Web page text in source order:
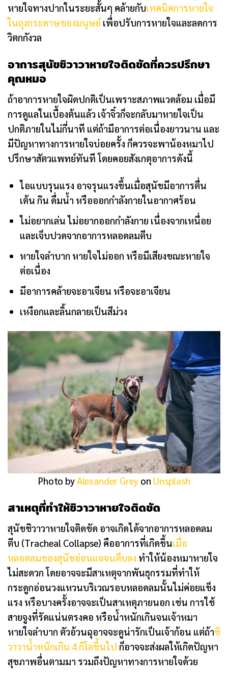
หายใจทางปากในระยะสั้นๆ คล้ายกับเทคนิคการหายใจ
ในถุงกระดาษของมนุษย์เพื่อปรับการหายใจและลดการ
วิตกกังวล
อาการสุนัขชิวาวาหายใจติดขัดที่ควรปรึกษา
คุณหมอ
ถ้าอาการหายใจผิดปกติเป็นเพราะสภาพแวดล้อม เมื่อมี
การดูแลในเบื้องต้นแล้ว เจ้าจิ๋วก็จะกลับมาหายใจเป็น
ปกติภายในไม่กี่นาที แต่ถ้ามีอาการต่อเนื่องยาวนาน และ
มีปัญหาทางการหายใจบ่อยครั้ง ก็ควรจะพาน้องหมาไป
ปรึกษาสัตวแพทย์ทันที โดยคอยสังเกตุอาการดังนี้
ไอแบบรุนแรง อาจรุนแรงขึ้นเมื่อสุนัขมีอาการตื่น
เต้น กิน ดื่มน้ำ หรือออกกำลังกายในอากาศร้อน
ไม่อยากเล่น ไม่อยากออกกำลังกาย เนื่องจากเหนื่อย
และเจ็บปวดจากอาการหลอดลมตีบ
หายใจลำบาก หายใจไม่ออก หรือมีเสียงขณะหายใจ
ต่อเนื่อง
มีอาการคล้ายจะอาเจียน หรือจะอาเจียน
เหงือกและลิ้นกลายเป็นสีม่วง
Photo byAlexander Greyon Unsplash
สาเหตุที่ทำให้ชิวาวาหายใจติดขัด
สุนัขชิวาวาหายใจติดขัด อาจเกิดได้จากอาการหลอดลม
ตีบ (Tracheal Collapse) คืออาการที่เกิดขึ้นเมื่อ
หลอดลมของสุนัขอ่อนแอจนตีบลง ทำให้น้องหมาหายใจ
ไม่สะดวก โดยอาจจะมีสาเหตุจากพันธุกรรมที่ทำให้
กระดูกอ่อนวงแหวนบริเวณรอบหลอดลมนั้นไม่ค่อยแข็ง
แรง หรือบางครั้งอาจจะเป็นสาเหตุภายนอก เช่น การใช้
สายจูงที่รัดแน่นตรงคอ หรือน้ำหนักเกินจนเจ้าหมา
หายใจลำบาก ตัวอ้วนฉุอาจจะดูน่ารักเป็นเจ้าก้อน แต่ถ้าชิ
วาวาน้ำหนักเกิน 4 กิโลขึ้นไป ก็อาจจะส่งผลให้เกิดปัญหา
สุขภาพอื่นตามมา รวมถึงปัญหาทางการหายใจด้วย